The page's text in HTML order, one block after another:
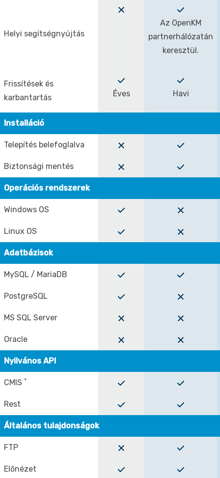
Helyi segítségnyújtás
Az OpenKM
partnerhálózatán
keresztül.
Frissítések és
karbantartás
Éves Havi
Installáció
Telepítés belefoglalva
Biztonsági mentés
Operációs rendszerek
Windows OS
Linux OS
Adatbázisok
MySQL / MariaDB
PostgreSQL
MS SQL Server
Oracle
Nyilvános API
CMIS *
Rest
Általános tulajdonságok
FTP
Előnézet